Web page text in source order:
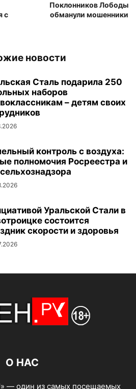
с
Поклонников Лободы
обманули мошенники
новости
Сталь подарила 250
наборов
– детям своих
контроль с воздуха:
полномочия Росреестра и
Уральской Стали в
состоится
скорости и здоровья
О НАС
— один из самых посещаемых